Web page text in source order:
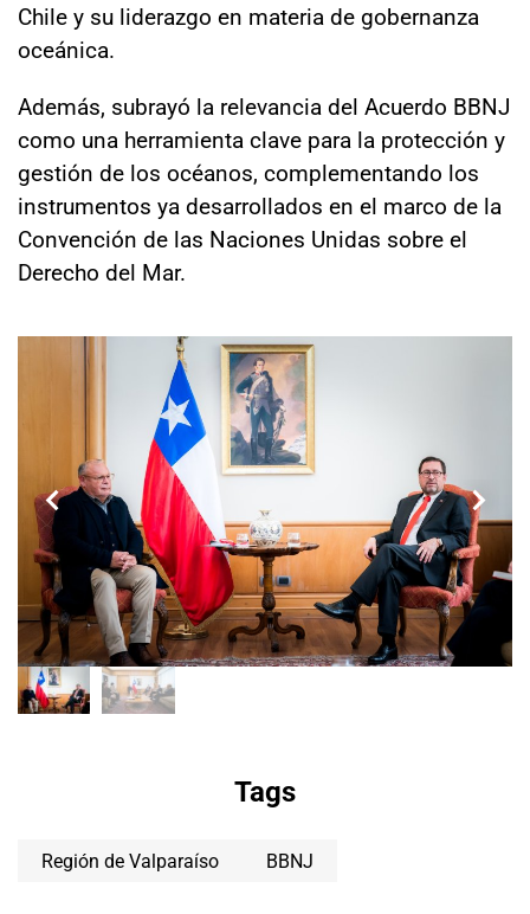
Chile y su liderazgo en materia de gobernanza
oceánica.
Además, subrayó la relevancia del Acuerdo BBNJ
como una herramienta clave para la protección y
gestión de los océanos, complementando los
instrumentos ya desarrollados en el marco de la
Convención de las Naciones Unidas sobre el
Derecho del Mar.
Tags
Región de Valparaíso BBNJ